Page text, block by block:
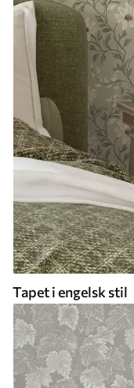
Tapet i engelsk stil